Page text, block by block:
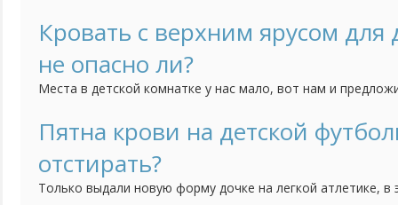
группе, но пока никаких успехов по продаже нет.
продаете ручной работы. Если нельзя оставлять ссылки,
Кровать с верхним ярусом
не опасно ли?
Места в детской комнатке у нас мало, вот нам и
только в том, насколько она должна быть безопасной.
но я опасаюсь, действительно ли она безопасна. Кому
Пятна крови на детской
отстирать?
Только выдали новую форму дочке на легкой атлетике,